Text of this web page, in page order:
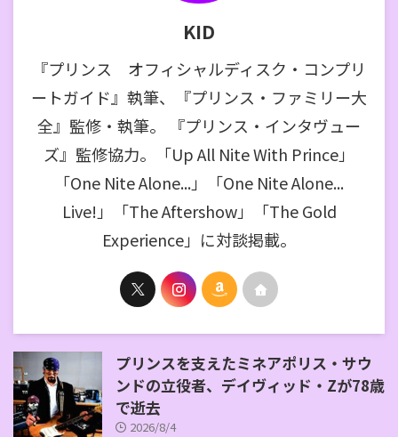
KID
『プリンス オフィシャルディスク・コンプリ
ートガイド』執筆、『プリンス・ファミリー大
全』監修・執筆。 『プリンス・インタヴュー
ズ』監修協力。「Up All Nite With Prince」
「One Nite Alone...」「One Nite Alone...
Live!」「The Aftershow」「The Gold
Experience」に対談掲載。
プリンスを支えたミネアポリス・サウ
ンドの立役者、デイヴィッド・Zが78歳
で逝去
2026/8/4